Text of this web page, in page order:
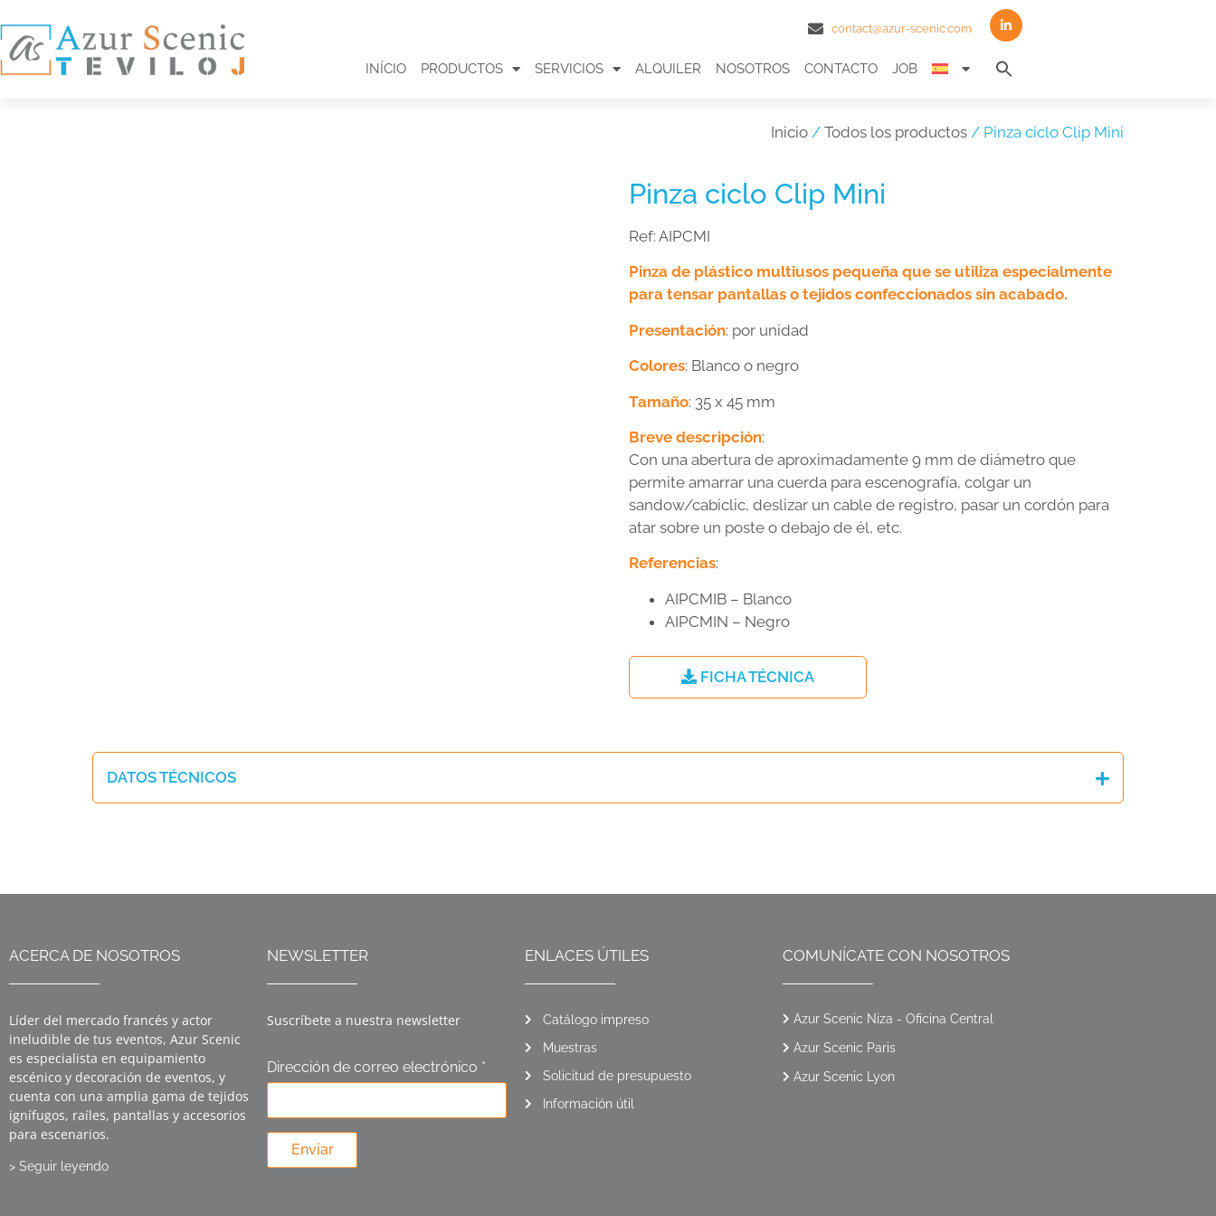
contact@azur-scenic.com
INÍCIO PRODUCTOS SERVICIOS ALQUILER NOSOTROS CONTACTO JOB
Inicio / Todos los productos / Pinza ciclo Clip Mini
Pinza ciclo Clip Mini
Ref: AIPCMI
Pinza de plástico multiusos pequeña que se utiliza especialmente
para tensar pantallas o tejidos confeccionados sin acabado.
Presentación: por unidad
Colores: Blanco o negro
Tamaño: 35 x 45 mm
Breve descripción:
Con una abertura de aproximadamente 9 mm de diámetro que
permite amarrar una cuerda para escenografía, colgar un
sandow/cabiclic, deslizar un cable de registro, pasar un cordón para
atar sobre un poste o debajo de él, etc.
Referencias:
AIPCMIB – Blanco
AIPCMIN – Negro
FICHA TÉCNICA
DATOS TÉCNICOS
ACERCA DE NOSOTROS
Líder del mercado francés y actor
ineludible de tus eventos, Azur Scenic
es especialista en equipamiento
escénico y decoración de eventos, y
cuenta con una amplia gama de tejidos
ignífugos, raíles, pantallas y accesorios
para escenarios.
> Seguir leyendo
NEWSLETTER
Suscríbete a nuestra newsletter
Dirección de correo electrónico *
Enviar
ENLACES ÚTILES
Catálogo impreso
Muestras
Solicitud de presupuesto
Información útil
COMUNÍCATE CON NOSOTROS
Azur Scenic Niza - Oficina Central
Azur Scenic Paris
Azur Scenic Lyon